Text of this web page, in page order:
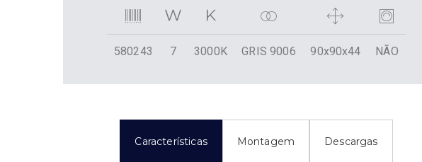
580243 7 3000K GRIS 9006 90x90x44 NÃO
Características Montagem Descargas